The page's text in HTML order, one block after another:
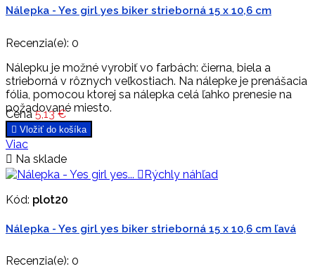
Nálepka - Yes girl yes biker strieborná 15 x 10,6 cm
Recenzia(e): 0
Nálepku je možné vyrobiť vo farbách: čierna, biela a
strieborná v rôznych veľkostiach. Na nálepke je prenášacia
fólia, pomocou ktorej sa nálepka celá ľahko prenesie na
požadované miesto.
Cena 5,13 €
 Vložiť do košíka
Viac
 Na sklade
Rýchly náhľad
Kód: plot20
Nálepka - Yes girl yes biker strieborná 15 x 10,6 cm ľavá
Recenzia(e): 0